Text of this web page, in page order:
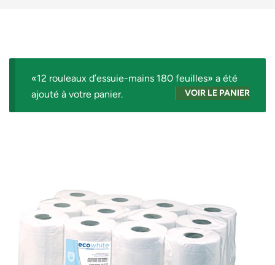
«12 rouleaux d’essuie-mains 180 feuilles» a été
ajouté à votre panier.
VOIR LE PANIER